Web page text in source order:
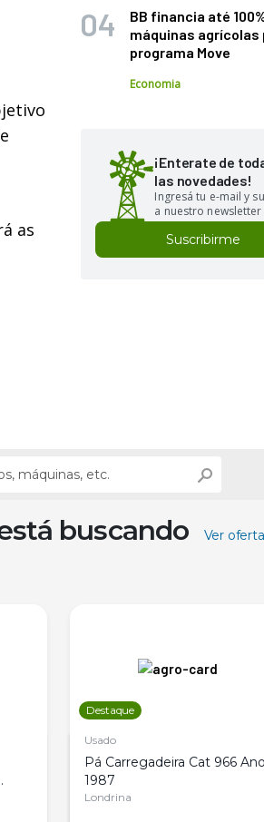
as
BB financia até
máquinas agrícolas
programa Move
Economia
¡Enterate de
las novedades!
Ingresá tu e-mail y
a nuestro newsletter
Suscribirme
buscando Ver
Destaque
Usado
Pá Carregadeira Cat 966
1987
Londrina